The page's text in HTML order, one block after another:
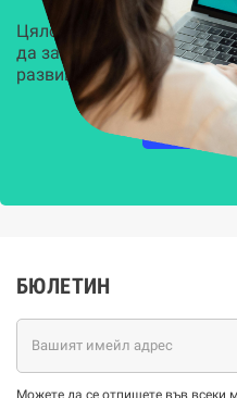
Цялостни, задвижвани от
да защитят всеки слой на
развиващите се
БЮЛЕТИН
Можете да се отпишете във всеки